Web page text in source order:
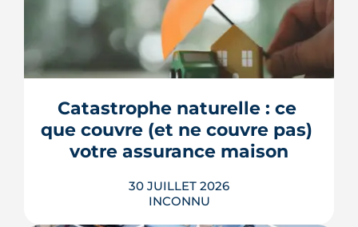
La fin des zones à faibles émissions a
fait la une au printemps 2026, avant
d'être effacée par le Conseil
tient toujours et la vignette Crit'Air
reste la clé d'entrée dans l'intra-rocade.
LIRE L'ARTICLE
Catastrophe naturelle : ce
que couvre (et ne couvre pas)
votre assurance maison
30 JUILLET 2026
INCONNU